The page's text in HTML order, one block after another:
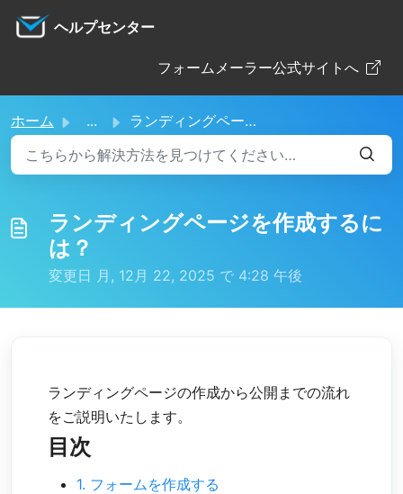
ヘルプセンター
フォームメーラー公式サイトへ
ホーム ... ランディングページを作成するには？
ランディングページを作成するに
は？
変更日 月, 12月 22, 2025 で 4:28 午後
ランディングページの作成から公開までの流れ
をご説明いたします。
目次
1. フォームを作成する